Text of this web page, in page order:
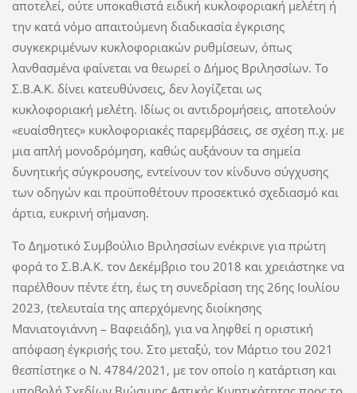
αποτελεί, ούτε υποκαθιστά ειδική κυκλοφοριακή μελέτη ή
την κατά νόμο απαιτούμενη διαδικασία έγκρισης
συγκεκριμένων κυκλοφοριακών ρυθμίσεων, όπως
λανθασμένα φαίνεται να θεωρεί ο Δήμος Βριλησσίων. Το
Σ.Β.Α.Κ. δίνει κατευθύνσεις, δεν λογίζεται ως
κυκλοφοριακή μελέτη. Ιδίως οι αντιδρομήσεις, αποτελούν
«ευαίσθητες» κυκλοφοριακές παρεμβάσεις, σε σχέση π.χ. με
μια απλή μονοδρόμηση, καθώς αυξάνουν τα σημεία
δυνητικής σύγκρουσης, εντείνουν τον κίνδυνο σύγχυσης
των οδηγών και προϋποθέτουν προσεκτικό σχεδιασμό και
άρτια, ευκρινή σήμανση.
Το Δημοτικό Συμβούλιο Βριλησσίων ενέκρινε για πρώτη
φορά το Σ.Β.Α.Κ. τον Δεκέμβριο του 2018 και χρειάστηκε να
παρέλθουν πέντε έτη, έως τη συνεδρίαση της 26ης Ιουλίου
2023, (τελευταία της απερχόμενης διοίκησης
Μανιατογιάννη – Βαφειάδη), για να ληφθεί η οριστική
απόφαση έγκρισής του. Στο μεταξύ, τον Μάρτιο του 2021
θεσπίστηκε ο Ν. 4784/2021, με τον οποίο η κατάρτιση και